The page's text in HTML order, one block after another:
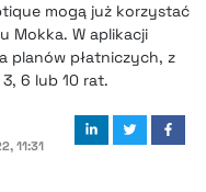
mogą już korzystać
Mokka. W aplikacji
planów płatniczych, z
6 lub 10 rat.
11:31